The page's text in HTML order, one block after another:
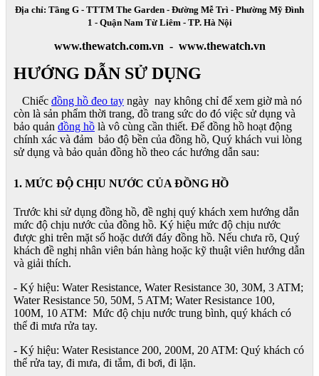
Địa chỉ: Tầng G - TTTM The Garden - Đường Mễ Trì - Phường Mỹ Đình
1 - Quận Nam Từ Liêm - TP. Hà Nội
www.thewatch.com.vn - www.thewatch.vn
HƯỚNG DẪN SỬ DỤNG
Chiếc đồng hồ đeo tay ngày nay không chỉ để xem giờ mà nó
còn là sản phẩm thời trang, đồ trang sức do đó việc sử dụng và
bảo quản đồng hồ là vô cùng cần thiết. Để đồng hồ hoạt động
chính xác và đảm bảo độ bền của đồng hồ, Quý khách vui lòng
sử dụng và bảo quản đồng hồ theo các hướng dẫn sau:
1. MỨC ĐỘ CHỊU NƯỚC CỦA ĐỒNG HỒ
Trước khi sử dụng đồng hồ, đề nghị quý khách xem hướng dẫn
mức độ chịu nước của đồng hồ. Ký hiệu mức độ chịu nước
được ghi trên mặt số hoặc dưới đáy đồng hồ. Nếu chưa rõ, Quý
khách đề nghị nhân viên bán hàng hoặc kỹ thuật viên hướng dẫn
và giải thích.
- Ký hiệu: Water Resistance, Water Resistance 30, 30M, 3 ATM;
Water Resistance 50, 50M, 5 ATM; Water Resistance 100,
100M, 10 ATM: Mức độ chịu nước trung bình, quý khách có
thể đi mưa rửa tay.
- Ký hiệu: Water Resistance 200, 200M, 20 ATM: Quý khách có
thể rửa tay, đi mưa, đi tắm, đi bơi, đi lặn.